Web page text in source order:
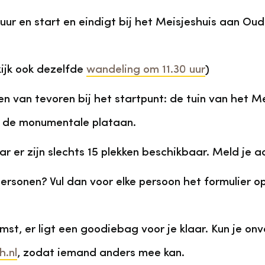
en start en eindigt bij het Meisjeshuis aan
ook dezelfde wandeling om 11.30 uur)
van tevoren bij het startpunt: de tuin van het
monumentale plataan.
er zijn slechts 15 plekken beschikbaar. Meld je
Vul dan voor elke persoon het formulier
er ligt een goodiebag voor je klaar. Kun je
, zodat iemand anders mee kan.